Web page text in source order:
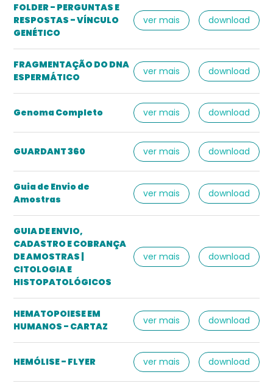
FOLDER - PERGUNTAS E
RESPOSTAS - VÍNCULO
GENÉTICO
ver mais download
FRAGMENTAÇÃO DO DNA
ESPERMÁTICO
ver mais download
Genoma Completo ver mais download
GUARDANT 360 ver mais download
Guia de Envio de
Amostras
ver mais download
GUIA DE ENVIO,
CADASTRO E COBRANÇA
DE AMOSTRAS |
CITOLOGIA E
HISTOPATOLÓGICOS
ver mais download
HEMATOPOIESE EM
HUMANOS - CARTAZ
ver mais download
HEMÓLISE - FLYER ver mais download